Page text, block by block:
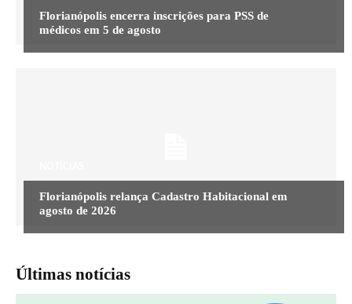
Florianópolis encerra inscrições para PSS de
médicos em 5 de agosto
Florianópolis relança Cadastro Habitacional em
agosto de 2026
Últimas notícias